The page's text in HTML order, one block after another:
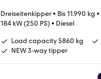
Dreiseitenkipper• Bis 11.990 kg •
184 kW (250 PS) • Diesel
Load capacity 5860 kg
NEW 3-way tipper